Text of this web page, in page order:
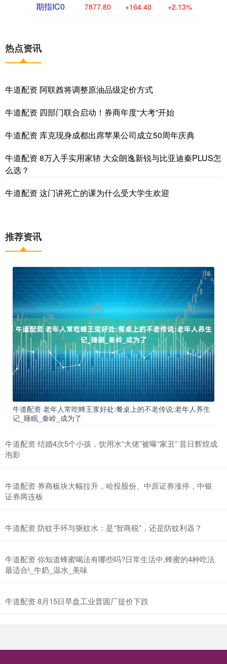
期指IC0 7877.80 +164.40 +2.13%
热点资讯
牛道配资 阿联酋将调整原油品级定价方式
牛道配资 四部门联合启动！券商年度“大考”开始
牛道配资 库克现身成都出席苹果公司成立50周年庆典
牛道配资 8万入手实用家轿 大众朗逸新锐与比亚迪秦PLUS怎
么选？
牛道配资 这门讲死亡的课为什么受大学生欢迎
推荐资讯
牛道配资 老年人常吃蜂王浆好处:餐桌上的不老传说:老年人养生
记_睡眠_秦岭_成为了
牛道配资 结婚4次5个小孩，饮用水“大佬”被曝“家丑” 昔日辉煌成
泡影
牛道配资 券商板块大幅拉升，哈投股份、中原证券涨停，中银
证券两连板
牛道配资 防蚊手环与驱蚊水：是“智商税”，还是防蚊利器？
牛道配资 你知道蜂蜜喝法有哪些吗?日常生活中,蜂蜜的4种吃法
最适合!_牛奶_温水_美味
牛道配资 8月15日早盘工业普圆厂提价下跌